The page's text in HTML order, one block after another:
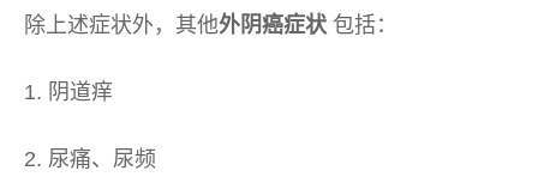
除上述症状外，其他外阴癌症状 包括：
1. 阴道痒
2. 尿痛、尿频